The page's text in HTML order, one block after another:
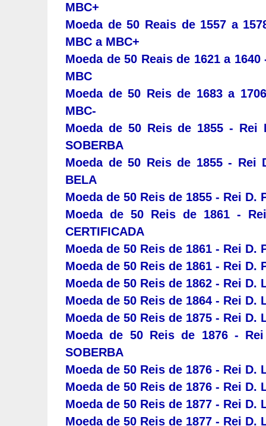
MBC+
Moeda de 50 Reais de 1557 a
MBC a MBC+
Moeda de 50 Reais de 1621 a
MBC
Moeda de 50 Reis de 1683 a
MBC-
Moeda de 50 Reis de 1855 -
SOBERBA
Moeda de 50 Reis de 1855 - Rei
BELA
Moeda de 50 Reis de 1855 - Rei D.
Moeda de 50 Reis de 1861 -
CERTIFICADA
Moeda de 50 Reis de 1861 - Rei D.
Moeda de 50 Reis de 1861 - Rei D.
Moeda de 50 Reis de 1862 - Rei D.
Moeda de 50 Reis de 1864 - Rei D.
Moeda de 50 Reis de 1875 - Rei D.
Moeda de 50 Reis de 1876 -
SOBERBA
Moeda de 50 Reis de 1876 - Rei D.
Moeda de 50 Reis de 1876 - Rei D.
Moeda de 50 Reis de 1877 - Rei D.
Moeda de 50 Reis de 1877 - Rei D.